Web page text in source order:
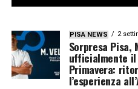
PISA NEWS 2
Sorpresa Pisa,
ufficialmente il
Primavera:
l’esperienza